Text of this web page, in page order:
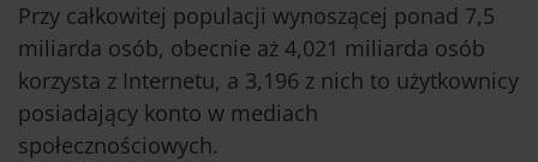
Przy całkowitej populacji wynoszącej ponad 7,5
miliarda osób, obecnie aż 4,021 miliarda osób
korzysta z Internetu, a 3,196 z nich to użytkownicy
posiadający konto w mediach
społecznościowych.